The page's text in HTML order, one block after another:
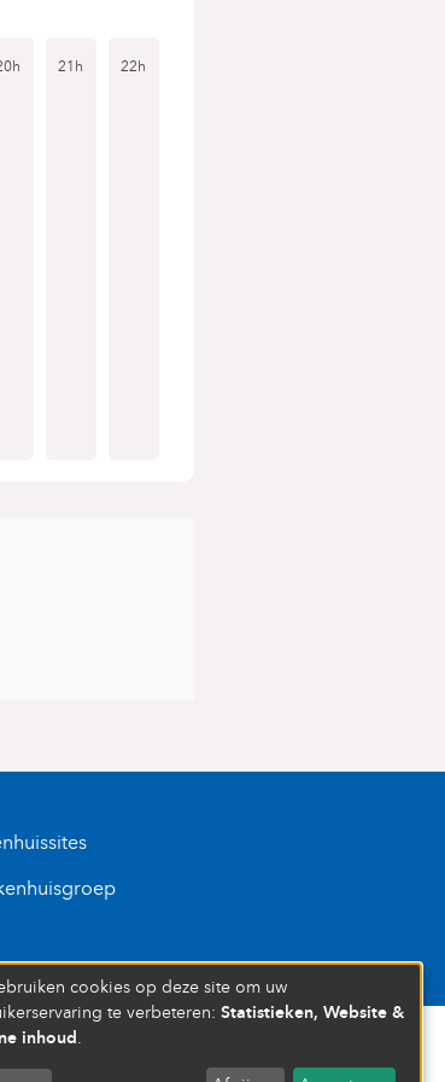
21h 22h
: 472 937 059
cookies op deze site om uw
te verbeteren: Statistieken, Website &
inhoud.